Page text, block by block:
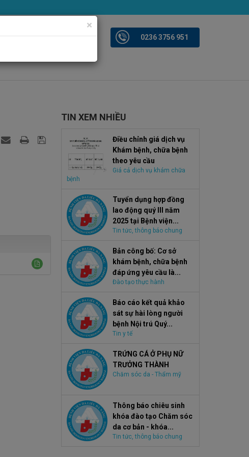
Thư viện ảnh Videoclips 0236 3756 951
TIN XEM NHIỀU
Điều chỉnh giá dịch vụ
Khám bệnh, chữa bệnh
theo yêu cầu
Giá cả dịch vụ khám chữa
bệnh
Tuyển dụng hợp đồng
lao động quý III năm
2025 tại Bệnh viện...
Tin tức, thông báo chung
Bản công bố: Cơ sở
khám bệnh, chữa bệnh
đáp ứng yêu cầu là...
Đào tạo thực hành
Báo cáo kết quả khảo
sát sự hài lòng người
bệnh Nội trú Quý...
Tin y tế
TRỨNG CÁ Ở PHỤ NỮ
TRƯỞNG THÀNH
Chăm sóc da - Thẩm mỹ
Thông báo chiêu sinh
khóa đào tạo Chăm sóc
da cơ bản - khóa...
Tin tức, thông báo chung
×